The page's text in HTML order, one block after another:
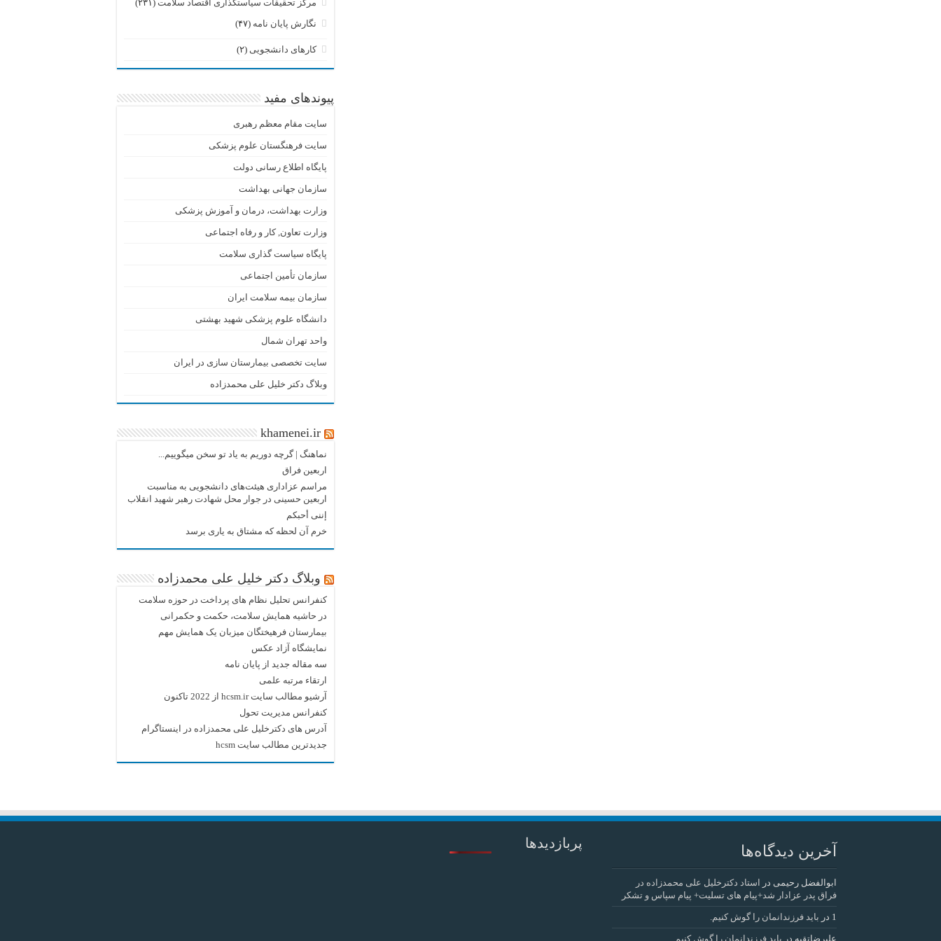
مرکز تحقیقات سیاستگذاری اقتصاد سلامت(۲۳۱)
نگارش پایان نامه (۴۷)
کارهای دانشجویی (۲)
پیوندهای مفید
سایت مقام معظم رهبری
سایت فرهنگستان علوم پزشکی
پایگاه اطلاع رسانی دولت
سازمان جهانی بهداشت
وزارت بهداشت، درمان و آموزش پزشکی
وزارت تعاون, کار و رفاه اجتماعی
پایگاه سیاست گذاری سلامت
سازمان تأمین اجتماعی
سازمان بیمه سلامت ایران
دانشگاه علوم پزشکی شهید بهشتی
واحد تهران شمال
سایت تخصصی بیمارستان سازی در ایران
وبلاگ دکتر خلیل علی محمدزاده
khamenei.ir
نماهنگ |‌ گرچه دوریم به یاد تو سخن میگوییم...
اربعین فراق
مراسم عزاداری هیئت‌های دانشجویی به مناسبت
اربعین حسینی در جوار محل شهادت رهبر شهید انقلاب
إننی أحبکم
خرم آن لحظه که مشتاق به یاری برسد
وبلاگ دکتر خلیل علی محمدزاده
کنفرانس تحلیل نظام های پرداخت در حوزه سلامت
در حاشیه همایش سلامت، حکمت و حکمرانی
بیمارستان فرهیختگان میزبان یک همایش مهم
نمایشگاه آزاد عکس
سه مقاله جدید از پایان نامه
ارتقاء مرتبه علمی
آرشیو مطالب سایت hcsm.ir از 2022 تاکنون
کنفرانس مدیریت تحول
آدرس های دکترخلیل علی محمدزاده در اینستاگرام
جدیدترین مطالب سایت hcsm
آخرین دیدگاه‌ها
ابوالفضل رحیمی در
استاد دکترخلیل علی محمدزاده در
فراق پدر عزادار شد+پیام های تسلیت+ پیام سپاس و تشکر
1 در باید فرزندانمان را گوش کنیم.
علیرضاتقیه در باید فرزندانمان را گوش کنیم.
پربازدیدها